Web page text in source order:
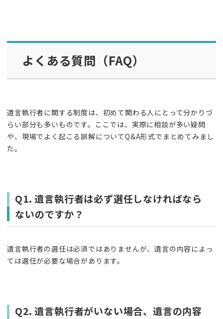
よくある質問（FAQ）
遺言執行者に関する制度は、初めて関わる人にとって分かりづ
らい部分も多いものです。ここでは、実際に相談が多い疑問
や、現場でよく起こる誤解についてQ&A形式でまとめてみまし
た。
Q1. 遺言執行者は必ず選任しなければなら
ないのですか？
遺言執行者の選任は必須ではありませんが、遺言の内容によっ
ては選任が必要な場合があります。
Q2. 遺言執行者がいない場合、遺言の内容